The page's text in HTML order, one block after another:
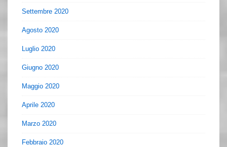
Settembre 2020
Agosto 2020
Luglio 2020
Giugno 2020
Maggio 2020
Aprile 2020
Marzo 2020
Febbraio 2020